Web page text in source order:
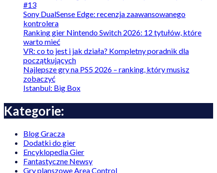
#13
Sony DualSense Edge: recenzja zaawansowanego
kontrolera
Ranking gier Nintendo Switch 2026: 12 tytułów, które
warto mieć
VR: co to jest i jak działa? Kompletny poradnik dla
początkujących
Najlepsze gry na PS5 2026 – ranking, który musisz
zobaczyć
Istanbul: Big Box
Kategorie:
Blog Gracza
Dodatki do gier
Encyklopedia Gier
Fantastyczne Newsy
Gry planszowe Area Control